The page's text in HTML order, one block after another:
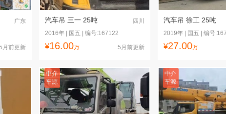
广东
月前更新
汽车吊 三一 25吨
四川
2016年 | 国五 | 编号:167122
¥16.00万 5月前更新
汽车吊 徐工 25吨
2019年 | 国五 | 编号
¥27.00万
中介
车源
中介
车源